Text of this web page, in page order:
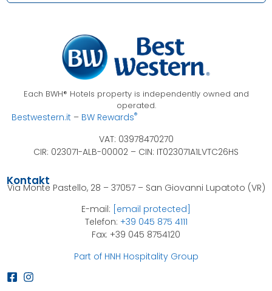
Each BWH® Hotels property is independently owned and
operated.
Bestwestern.it – BW Rewards®
VAT: 03978470270
CIR: 023071-ALB-00002 – CIN: IT023071A1LVTC26HS
Kontakt
Via Monte Pastello, 28 – 37057 – San Giovanni Lupatoto (VR)
E-mail: [email protected]
Telefon: +39 045 875 4111
Fax: +39 045 8754120
Part of HNH Hospitality Group